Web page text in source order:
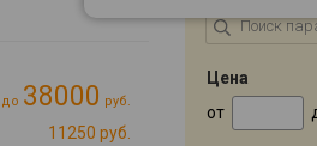
до 38000 руб.
11250 руб.
Цена
от